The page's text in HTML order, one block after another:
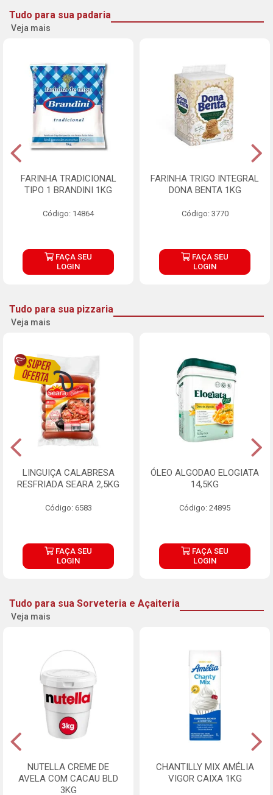
Tudo para sua padaria
Veja mais
FARINHA TRADICIONAL
TIPO 1 BRANDINI 1KG
Código: 14864
FAÇA SEU
LOGIN
FARINHA TRIGO INTEGRAL
DONA BENTA 1KG
Código: 3770
FAÇA SEU
LOGIN
Tudo para sua pizzaria
Veja mais
LINGUIÇA CALABRESA
RESFRIADA SEARA 2,5KG
Código: 6583
FAÇA SEU
LOGIN
ÓLEO ALGODAO ELOGIATA
14,5KG
Código: 24895
FAÇA SEU
LOGIN
Tudo para sua Sorveteria e Açaiteria
Veja mais
NUTELLA CREME DE
AVELA COM CACAU BLD
3KG
CHANTILLY MIX AMÉLIA
VIGOR CAIXA 1KG